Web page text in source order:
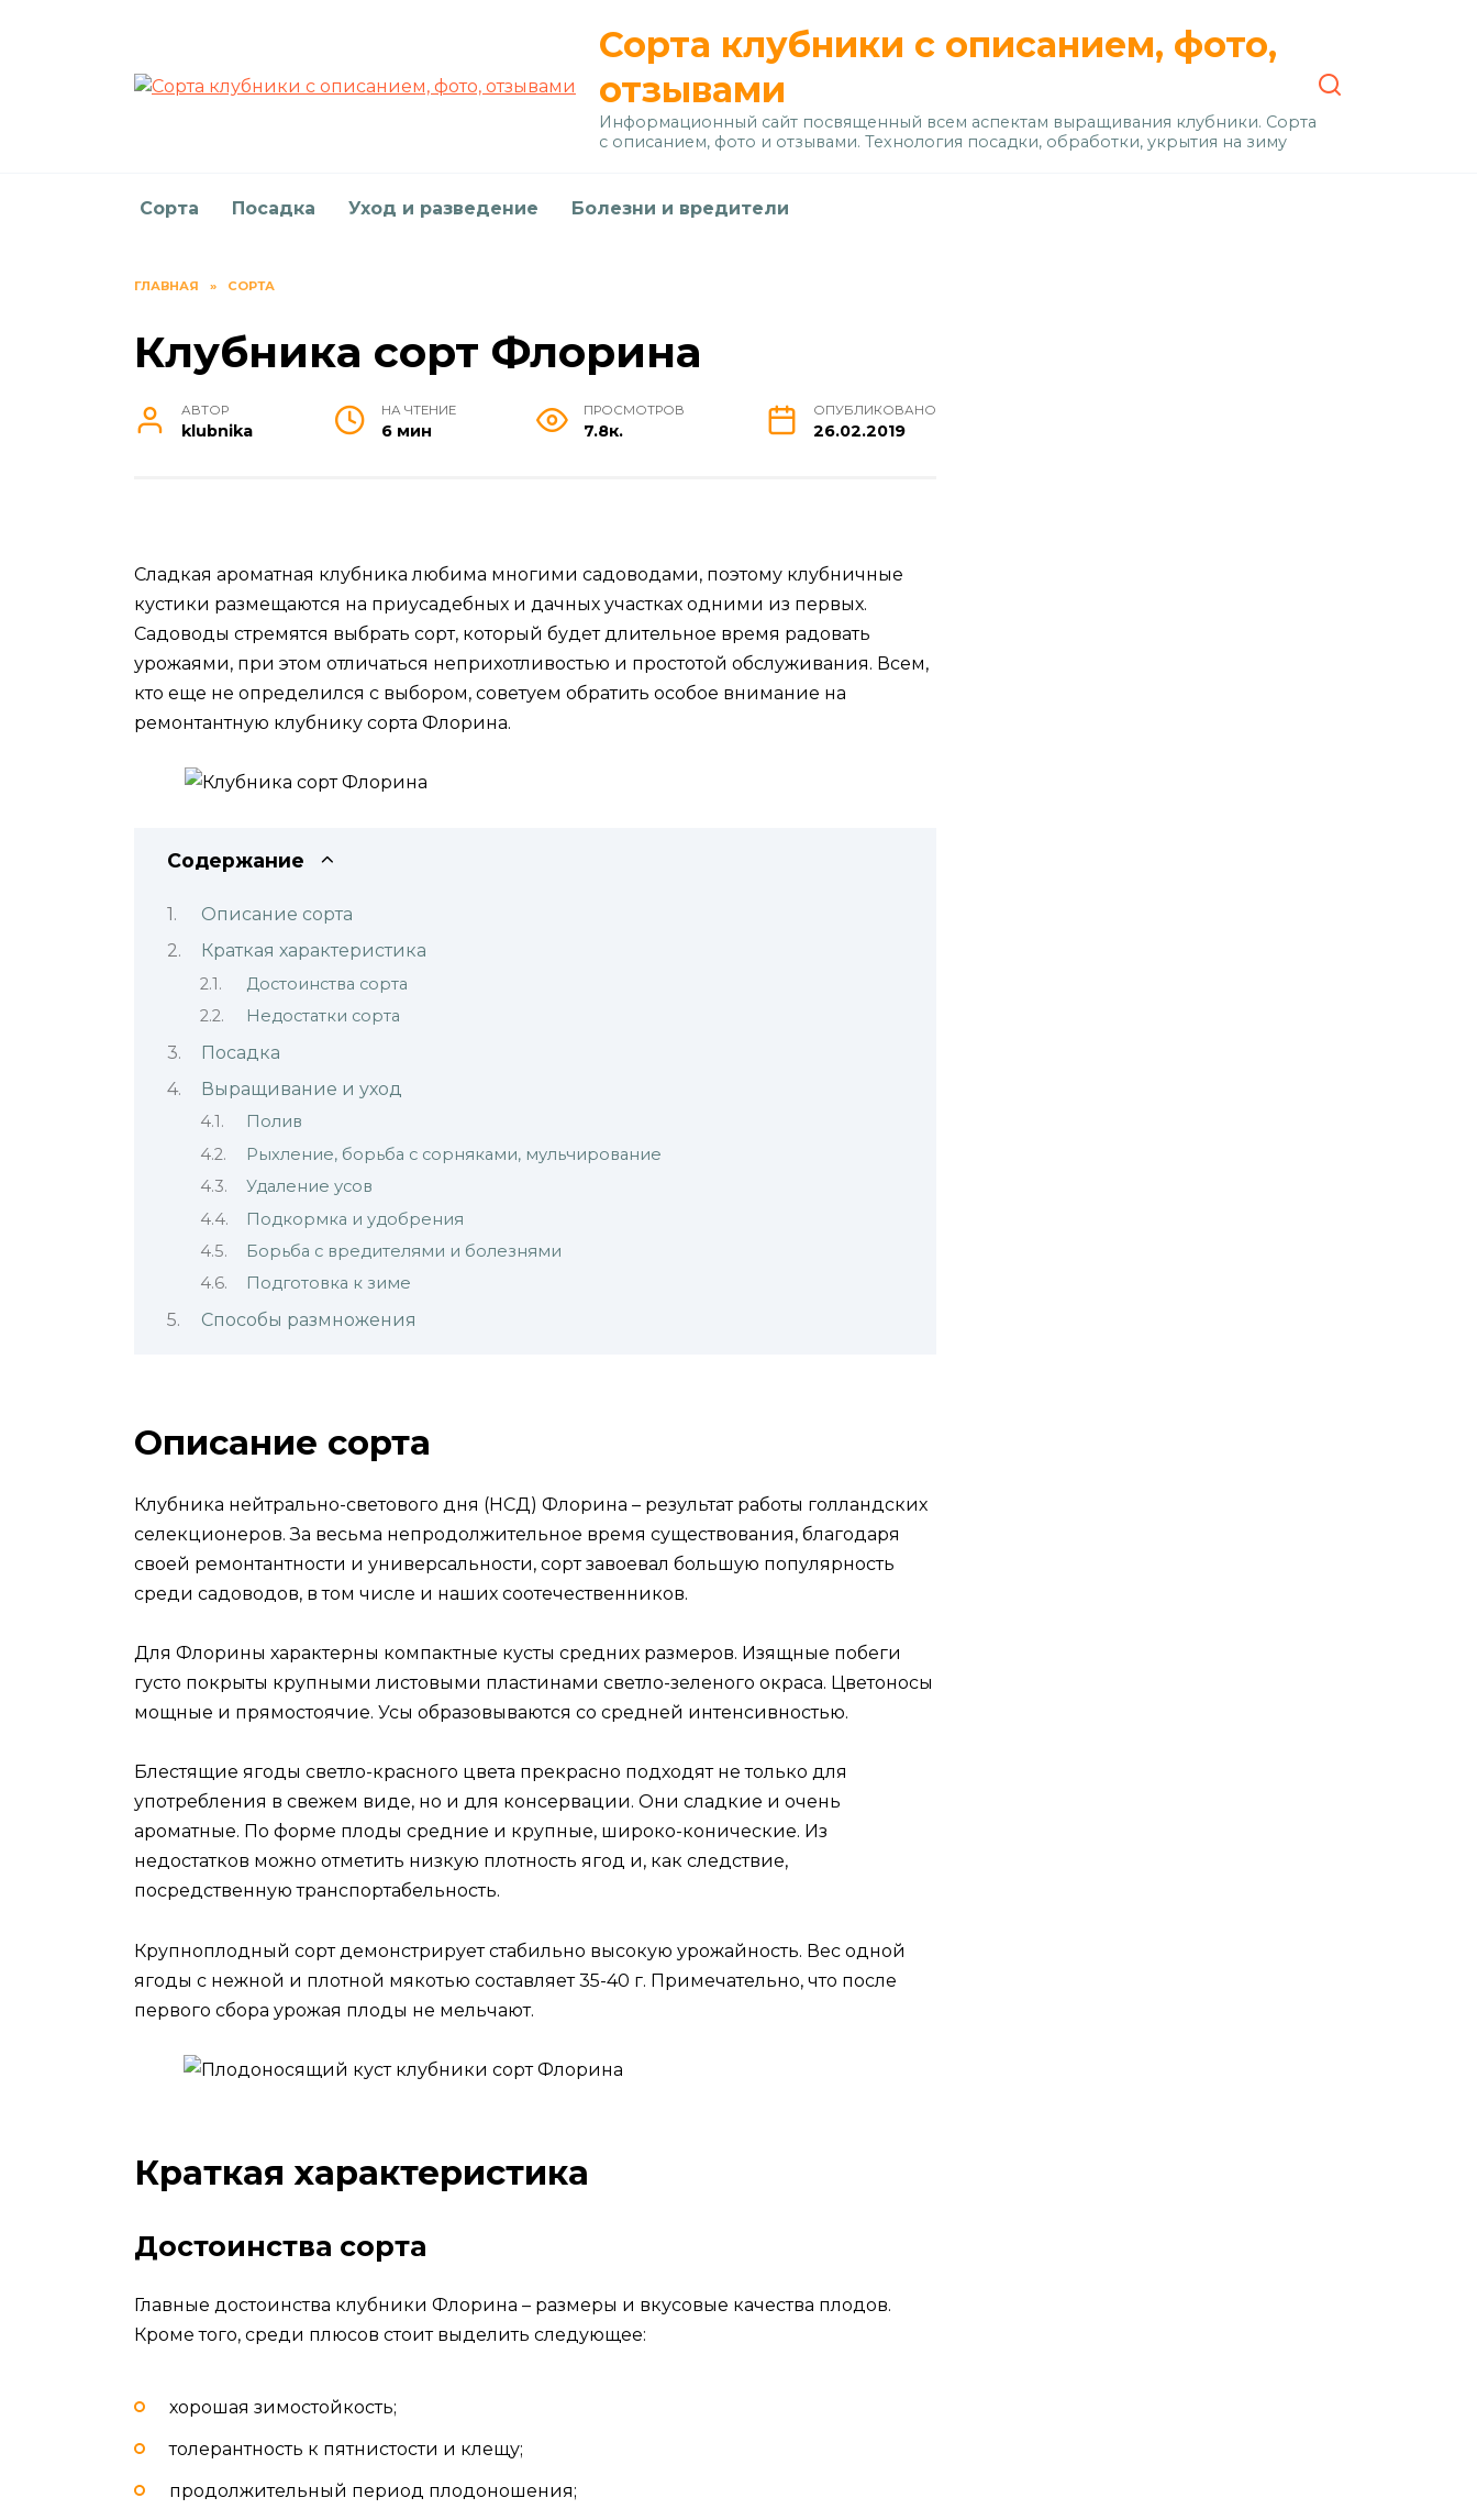
Сорта клубники с описанием, фото,
отзывами
Информационный сайт посвященный всем аспектам выращивания клубники. Сорта
с описанием, фото и отзывами. Технология посадки, обработки, укрытия на зиму
Сорта Посадка Уход и разведение Болезни и вредители
ГЛАВНАЯ » СОРТА
Клубника сорт Флорина
АВТОР
klubnika
НА ЧТЕНИЕ
6 мин
ПРОСМОТРОВ
7.8к.
ОПУБЛИКОВАНО
26.02.2019
Сладкая ароматная клубника любима многими садоводами, поэтому клубничные
кустики размещаются на приусадебных и дачных участках одними из первых.
Садоводы стремятся выбрать сорт, который будет длительное время радовать
урожаями, при этом отличаться неприхотливостью и простотой обслуживания. Всем,
кто еще не определился с выбором, советуем обратить особое внимание на
ремонтантную клубнику сорта Флорина.
Содержание
Описание сорта
Краткая характеристика
Достоинства сорта
Недостатки сорта
Посадка
Выращивание и уход
Полив
Рыхление, борьба с сорняками, мульчирование
Удаление усов
Подкормка и удобрения
Борьба с вредителями и болезнями
Подготовка к зиме
Способы размножения
Описание сорта
Клубника нейтрально-светового дня (НСД) Флорина – результат работы голландских
селекционеров. За весьма непродолжительное время существования, благодаря
своей ремонтантности и универсальности, сорт завоевал большую популярность
среди садоводов, в том числе и наших соотечественников.
Для Флорины характерны компактные кусты средних размеров. Изящные побеги
густо покрыты крупными листовыми пластинами светло-зеленого окраса. Цветоносы
мощные и прямостоячие. Усы образовываются со средней интенсивностью.
Блестящие ягоды светло-красного цвета прекрасно подходят не только для
употребления в свежем виде, но и для консервации. Они сладкие и очень
ароматные. По форме плоды средние и крупные, широко-конические. Из
недостатков можно отметить низкую плотность ягод и, как следствие,
посредственную транспортабельность.
Крупноплодный сорт демонстрирует стабильно высокую урожайность. Вес одной
ягоды с нежной и плотной мякотью составляет 35-40 г. Примечательно, что после
первого сбора урожая плоды не мельчают.
Краткая характеристика
Достоинства сорта
Главные достоинства клубники Флорина – размеры и вкусовые качества плодов.
Кроме того, среди плюсов стоит выделить следующее:
хорошая зимостойкость;
толерантность к пятнистости и клещу;
продолжительный период плодоношения;